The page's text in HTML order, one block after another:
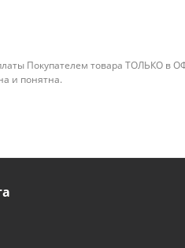
Покупателем товара ТОЛЬКО в
и понятна.